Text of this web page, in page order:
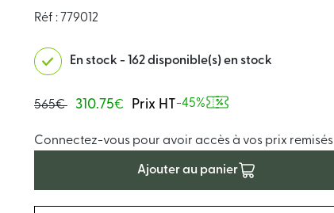
Réf : 779012
En stock - 162 disponible(s) en stock
565€ 310.75€ Prix HT-45%
Connectez-vous pour avoir accès à vos prix remisés
Ajouter au panier